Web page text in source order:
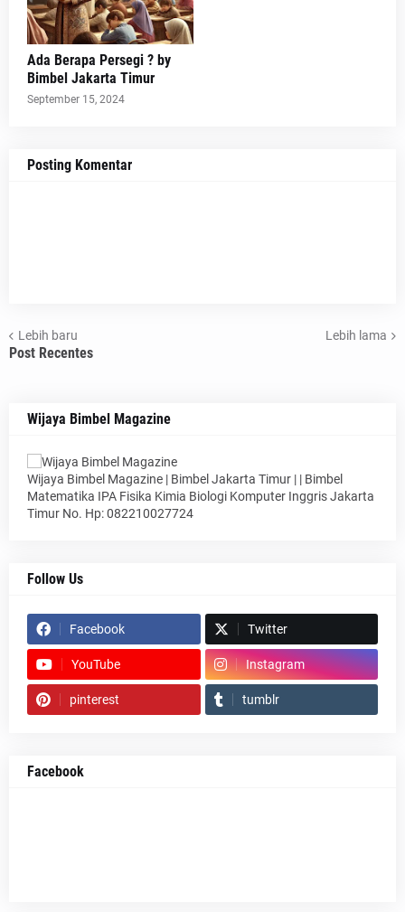
Ada Berapa Persegi ? by
Bimbel Jakarta Timur
September 15, 2024
Posting Komentar
Lebih baru Lebih lama
Post Recentes
Wijaya Bimbel Magazine
Wijaya Bimbel Magazine | Bimbel Jakarta Timur | | Bimbel
Matematika IPA Fisika Kimia Biologi Komputer Inggris Jakarta
Timur No. Hp: 082210027724
Follow Us
Facebook Twitter
YouTube Instagram
pinterest tumblr
Facebook